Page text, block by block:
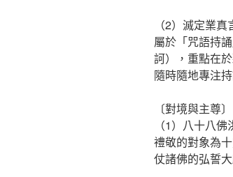
（2）滅定業真
屬於「咒語持
訶），重點在
隨時隨地專注
〔對境與主尊〕
（1）八十八佛
禮敬的對象為
仗諸佛的弘誓